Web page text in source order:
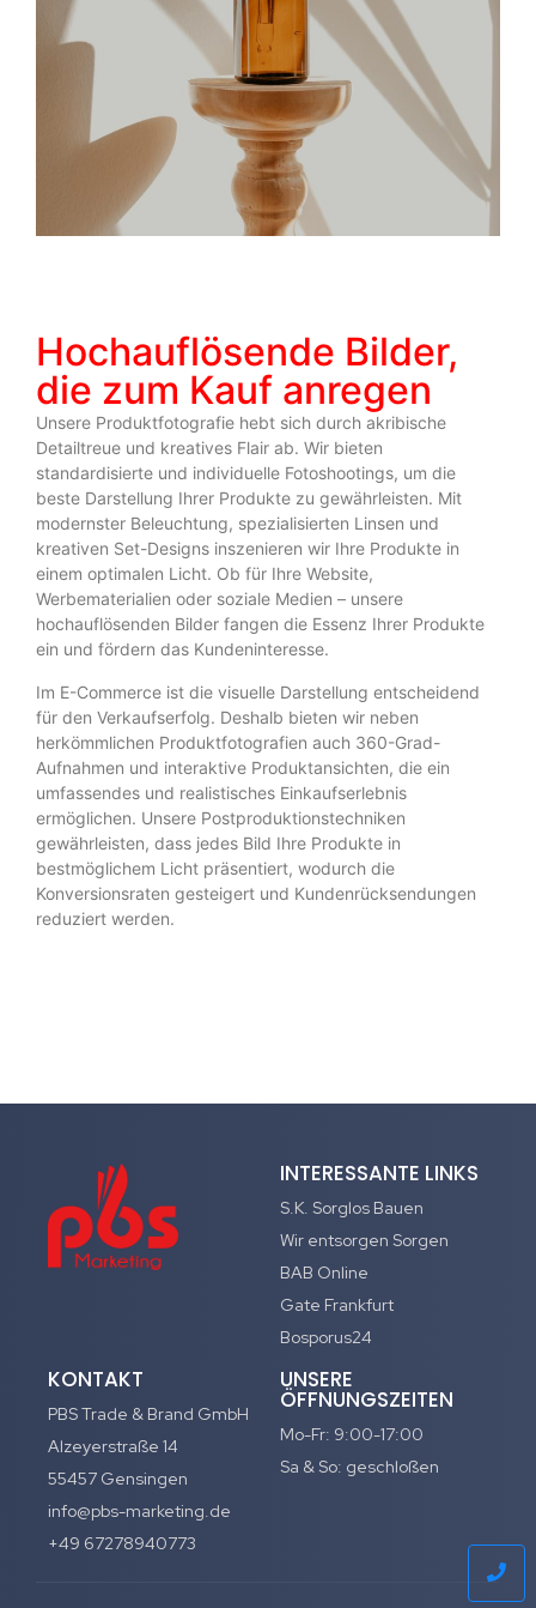
Hochauflösende Bilder,
die zum Kauf anregen
Unsere Produktfotografie hebt sich durch akribische
Detailtreue und kreatives Flair ab. Wir bieten
standardisierte und individuelle Fotoshootings, um die
beste Darstellung Ihrer Produkte zu gewährleisten. Mit
modernster Beleuchtung, spezialisierten Linsen und
kreativen Set-Designs inszenieren wir Ihre Produkte in
einem optimalen Licht. Ob für Ihre Website,
Werbematerialien oder soziale Medien – unsere
hochauflösenden Bilder fangen die Essenz Ihrer Produkte
ein und fördern das Kundeninteresse.
Im E-Commerce ist die visuelle Darstellung entscheidend
für den Verkaufserfolg. Deshalb bieten wir neben
herkömmlichen Produktfotografien auch 360-Grad-
Aufnahmen und interaktive Produktansichten, die ein
umfassendes und realistisches Einkaufserlebnis
ermöglichen. Unsere Postproduktionstechniken
gewährleisten, dass jedes Bild Ihre Produkte in
bestmöglichem Licht präsentiert, wodurch die
Konversionsraten gesteigert und Kundenrücksendungen
reduziert werden.
INTERESSANTE LINKS
S.K. Sorglos Bauen
Wir entsorgen Sorgen
BAB Online
Gate Frankfurt
Bosporus24
KONTAKT
PBS Trade & Brand GmbH
Alzeyerstraße 14
55457 Gensingen
info@pbs-marketing.de
+49 67278940773
UNSERE
ÖFFNUNGSZEITEN
Mo-Fr: 9:00-17:00
Sa & So: geschloßen